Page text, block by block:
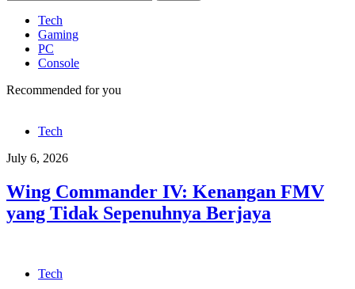
Tech
Gaming
PC
Console
Recommended for you
Tech
July 6, 2026
Wing Commander IV: Kenangan FMV
yang Tidak Sepenuhnya Berjaya
Tech